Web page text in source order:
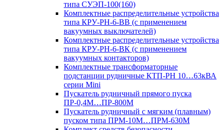
типа СУЭП-100(160)
Комплектные распределительные устройства
типа КРУ-РН-6-ВВ (с применением
вакуумных выключателей)
Комплектные распределительные устройства
типа КРУ-РН-6-ВК (с применением
вакуумных контакторов)
Комплектные трансформаторные
подстанции рудничные КТП-РН 10…63кВА
серии Mini
Пускатель рудничный прямого пуска
ПР-0,4М…ПР-800М
Пускатель рудничный с мягким (плавным)
пуском типа ПРМ-10М…ПРМ-630М